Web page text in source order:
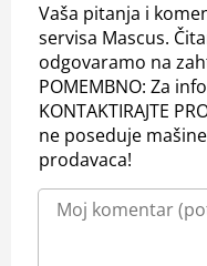
Vaša pitanja i
servisa Mascus.
odgovaramo na
POMEMBNO: Za
KONTAKTIRAJTE
ne poseduje
prodavaca!